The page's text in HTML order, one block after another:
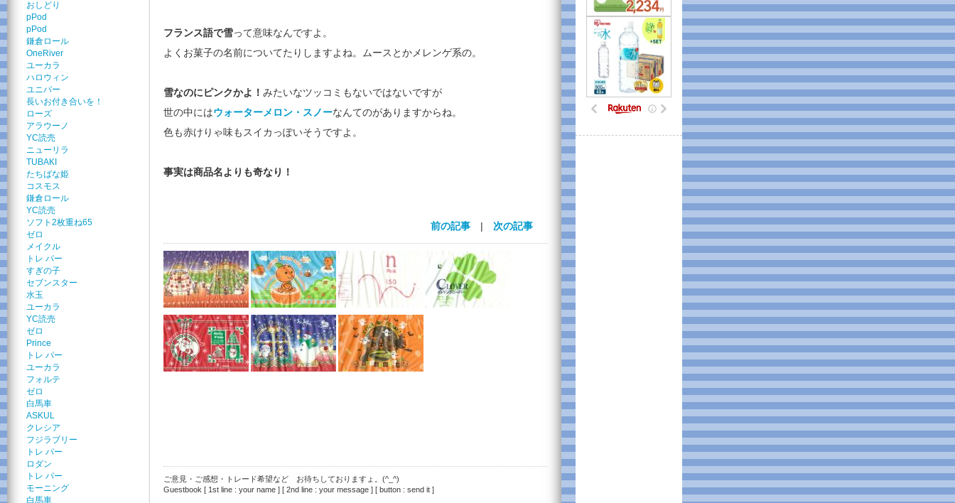
おしどり
pPod
pPod
鎌倉ロール
OneRiver
ユーカラ
ハロウィン
ユニパー
長いお付き合いを！
ローズ
アラウーノ
YC読売
ニューリラ
TUBAKI
たちばな姫
コスモス
鎌倉ロール
YC読売
ソフト2枚重ね65
ゼロ
メイクル
トレ パー
すぎの子
セブンスター
水玉
ユーカラ
YC読売
ゼロ
Prince
トレ パー
ユーカラ
フォルテ
ゼロ
白馬車
ASKUL
クレシア
フジラブリー
トレ パー
ロダン
トレ パー
モーニング
白馬車
フランス語で雪って意味なんですよ。
よくお菓子の名前についてたりしますよね。ムースとかメレンゲ系の。
雪なのにピンクかよ！ みたいなツッコミもないではないですが
世の中にはウォーターメロン・スノーなんてのがありますからね。
色も赤けりゃ味もスイカっぽいそうですよ。
事実は商品名よりも奇なり！
前の記事 | 次の記事
ご意見・ご感想・トレード希望など お待ちしておりますょ。(^_^)
Guestbook [ 1st line : your name ] [ 2nd line : your message ] [ button : send it ]